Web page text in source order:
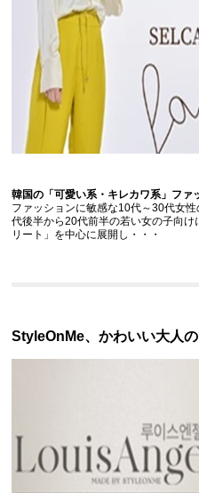
韓国の「可愛い系・キレカワ系」ファ
ファッションに敏感な10代～30代女
代後半から20代前半の若い女の子向
リート」を中心に展開し・・・
StyleOnMe、かわいい大人